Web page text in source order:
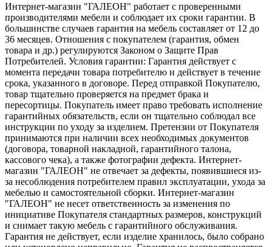
Интернет-магазин "ГАЛЕОН" работает с проверенными
производителями мебели и соблюдает их сроки гарантии. В
большинстве случаев гарантия на мебель составляет от 12 до
36 месяцев. Отношения с покупателем (гарантия, обмен
товара и др.) регулируются Законом о Защите Прав
Потребителей. Условия гарантии: Гарантия действует с
момента передачи товара потребителю и действует в течение
срока, указанного в договоре. Перед отправкой Покупателю,
товар тщательно проверяется на предмет брака и
пересортицы. Покупатель имеет право требовать исполнение
гарантийных обязательств, если он тщательно соблюдал все
инструкции по уходу за изделием. Претензии от Покупателя
принимаются при наличии всех необходимых документов
(договора, товарной накладной, гарантийного талона,
кассового чека), а также фотографии дефекта. Интернет-
магазин "ГАЛЕОН" не отвечает за дефекты, появившиеся из-
за несоблюдения потребителем правил эксплуатации, ухода за
мебелью и самостоятельной сборки. Интернет-магазин
"ГАЛЕОН" не несет ответственность за изменения по
инициативе Покупателя стандартных размеров, конструкций
и снимает такую мебель с гарантийного обслуживания.
Гарантия не действует, если изделие хранилось, было собрано